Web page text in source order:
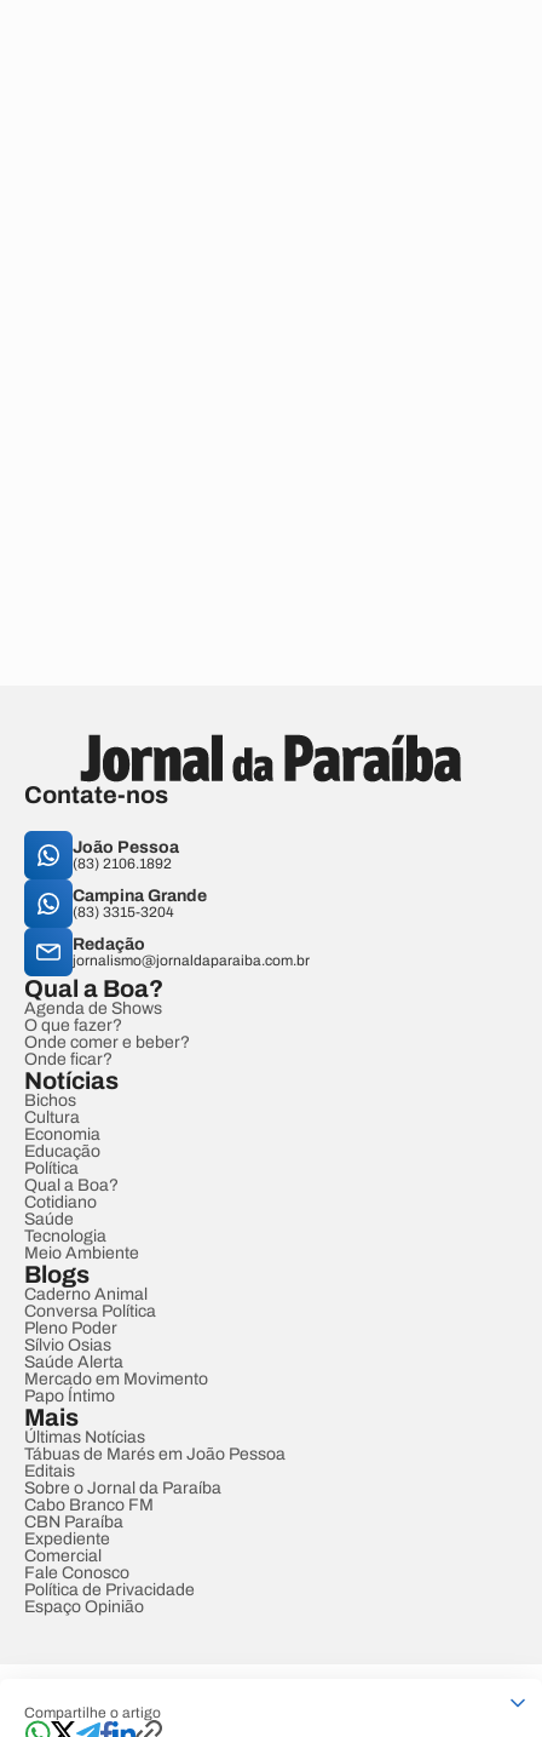
Compartilhe o artigo
Contate-nos
João Pessoa
(83) 2106.1892
Campina Grande
(83) 3315-3204
Redação
jornalismo@jornaldaparaiba.com.br
Qual a Boa?
Agenda de Shows
O que fazer?
Onde comer e beber?
Onde ficar?
Notícias
Bichos
Cultura
Economia
Educação
Política
Qual a Boa?
Cotidiano
Saúde
Tecnologia
Meio Ambiente
Blogs
Caderno Animal
Conversa Política
Pleno Poder
Sílvio Osias
Saúde Alerta
Mercado em Movimento
Papo Íntimo
Mais
Últimas Notícias
Tábuas de Marés em João Pessoa
Editais
Sobre o Jornal da Paraíba
Cabo Branco FM
CBN Paraíba
Expediente
Comercial
Fale Conosco
Política de Privacidade
Espaço Opinião